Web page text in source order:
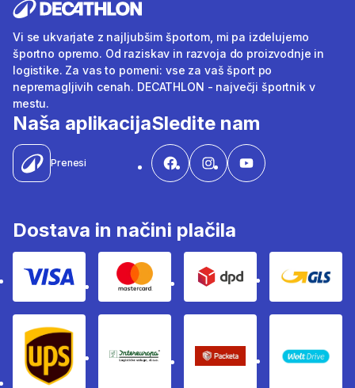
Vi se ukvarjate z najljubšim športom, mi pa izdelujemo
športno opremo. Od raziskav in razvoja do proizvodnje in
logistike. Za vas to pomeni: vse za vaš šport po
nepremagljivih cenah. DECATHLON - največji športnik v
mestu.
Naša aplikacija
Prenesi
Sledite nam
Dostava in načini plačila
Visa Mastercard Dpd Gls
Ups Intereuropa Packeta Sledenje
WOLT